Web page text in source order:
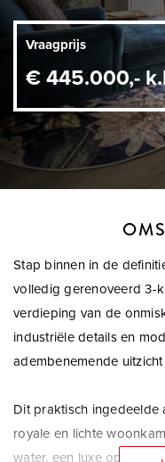
Vraagprijs
€ 445.000,-
Stap binnen in de
volledig gerenoveerd 3-
verdieping van de
industriële details en
adembenemende
Dit praktisch ingedeelde
royale en lichte
water, een luxe open